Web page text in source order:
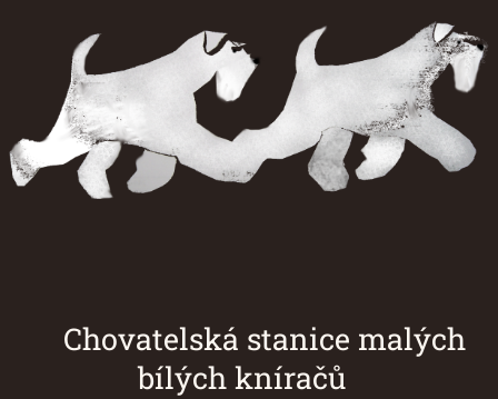
Chovatelská stanice malých
bílých kníračů